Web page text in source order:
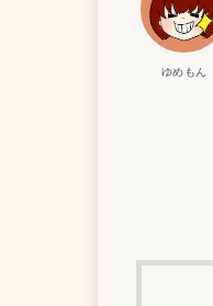
ゆめもん